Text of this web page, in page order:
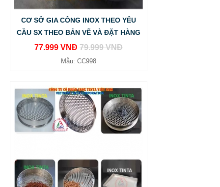
CƠ SỞ GIA CÔNG INOX THEO YÊU
CẦU SX THEO BẢN VẼ VÀ ĐẶT HÀNG
77.999 VNĐ 79.999 VNĐ
Mẫu: CC998